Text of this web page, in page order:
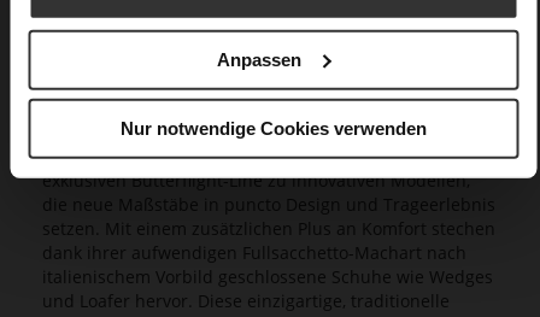
Anpassen
Nur notwendige Cookies verwenden
Butterflight
Faszinierende Leichtigkeit, unvergleichliche Flexibilität
und feminine Silhouetten vereinen sich bei unserer
exklusiven Butterflight-Line zu innovativen Modellen,
die neue Maßstäbe in puncto Design und Trageerlebnis
setzen. Mit einem zusätzlichen Plus an Komfort stechen
dank ihrer aufwendigen Fullsacchetto-Machart nach
italienischem Vorbild geschlossene Schuhe wie Wedges
und Loafer hervor. Diese einzigartige, traditionelle